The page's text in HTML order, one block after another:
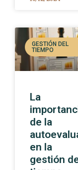
GESTIÓN DEL
TIEMPO
La
de la
en la
gestión